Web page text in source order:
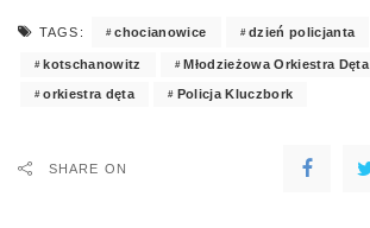
TAGS: chocianowice dzień policjanta
kotschanowitz Młodzieżowa Orkiestra Dęta
orkiestra dęta Policja Kluczbork
SHARE ON